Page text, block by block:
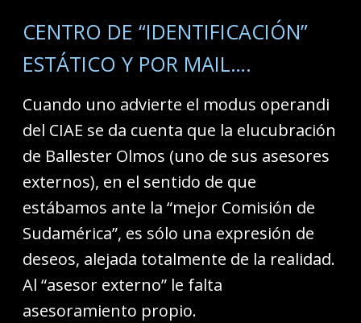
CENTRO DE “IDENTIFICACIÓN”
ESTÁTICO Y POR MAIL….
Cuando uno advierte el modus operandi
del CIAE se da cuenta que la elucubración
de Ballester Olmos (uno de sus asesores
externos), en el sentido de que
estábamos ante la “mejor Comisión de
Sudamérica”, es sólo una expresión de
deseos, alejada totalmente de la realidad.
Al “asesor externo” le falta
asesoramiento propio.